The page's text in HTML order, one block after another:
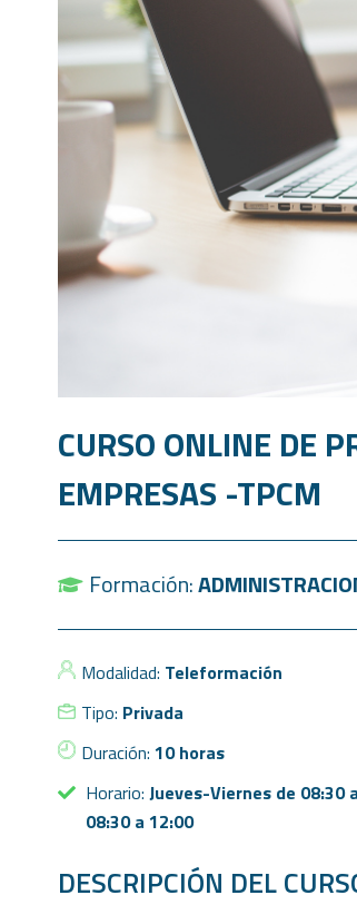
CURSO ONLINE DE
EMPRESAS -TPCM
Formación:
Modalidad: Teleformación
Tipo: Privada
Duración: 10 horas
Horario: Jueves-Viernes de 08:30
08:30 a 12:00
DESCRIPCIÓN DEL
CURSO EQUIPOS
CLAVES PARA
COHESIÓN Y BUEN
(MODALIDAD AULA